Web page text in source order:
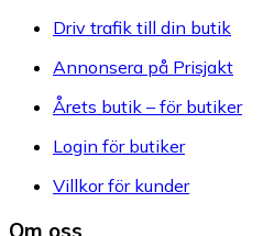
Driv trafik till din butik
Annonsera på Prisjakt
Årets butik – för butiker
Login för butiker
Villkor för kunder
Om oss